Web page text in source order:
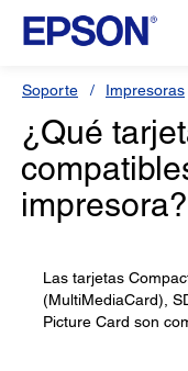
Soporte Impresoras
¿Qué
impresora?
Las tarjetas
(MultiMediaCard),
Picture Card son